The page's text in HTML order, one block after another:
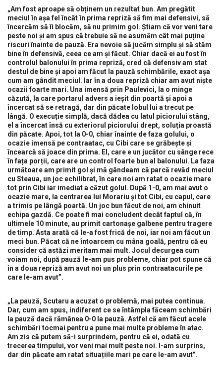
„Am fost aproape să obținem un rezultat bun. Am pregătit
meciul în așa fel încât în prima repriză să fim mai defensivi, să
încercăm să îi blocăm, să nu primim gol. Știam că vor veni tare
peste noi și am spus că trebuie să ne asumăm cât mai puține
riscuri înainte de pauză. Era nevoie să jucăm simplu și să stăm
bine în defensivă, ceea ce am și făcut. Chiar dacă ei au fost în
controlul balonului în prima repriză, cred că defensiv am stat
destul de bine și apoi am făcut la pauză schimbările, exact așa
cum am gândit meciul. Iar în a doua repriză chiar am avut niște
ocazii foarte mari. Una imensă prin Paulevici, la o minge
căzută, la care portarul advers a ieșit din poartă și apoi a
încercat să se retragă, dar din păcate lobul lui a trecut pe
lângă. O execuție simplă, dacă dădea cu latul piciorului stâng,
el a încercat însă cu exteriorul piciorului drept, soluția proastă
din păcate. Apoi, tot la 0-0, chiar înainte de faza golului, o
ocazie imensă pe contraatac, cu Cibi care se grăbește și
încearcă să joace din prima. El, care e un jucător cu sânge rece
în fața porții, care are un control foarte bun al balonului. La faza
următoare am primit gol și mă gândeam că parcă revăd meciul
cu Steaua, un joc echilibrat, în care noi am ratat o ocazie mare
tot prin Cibi iar imediat a căzut golul. După 1-0, am mai avut o
ocazie mare, la centrarea lui Morariu și tot Cibi, cu capul, care
a trimis pe lângă poartă. Un joc bun făcut de noi, am chinuit
echipa gazdă. Ce poate fi mai concludent decât faptul că, în
ultimele 10 minute, au primit cartonașe galbene pentru tragere
de timp. Asta arată că le-a fost frică de noi, iar noi am făcut un
meci bun. Păcat că ne întoarcem cu mâna goală, pentru că eu
consider că astăzi meritam mai mult. Jocul decurgea cum
voiam noi, după pauză le-am pus probleme, chiar pot spune că
în a doua repriză am avut noi un plus prin contraatacurile pe
care le-am avut”.
„La pauză, Scutaru a acuzat o problemă, mai putea continua.
Dar, cum am spus, indiferent ce se întâmpla făceam schimbări
la pauză dacă rămânea 0-0 la pauză. Astfel că am făcut acele
schimbări tocmai pentru a pune mai multe probleme în atac.
Am zis că putem să-i surprindem, pentru că ei, odată cu
trecerea timpului, vor veni mai mult peste noi. I-am surprins,
dar din păcate am ratat situațiile mari pe care le-am avut”.